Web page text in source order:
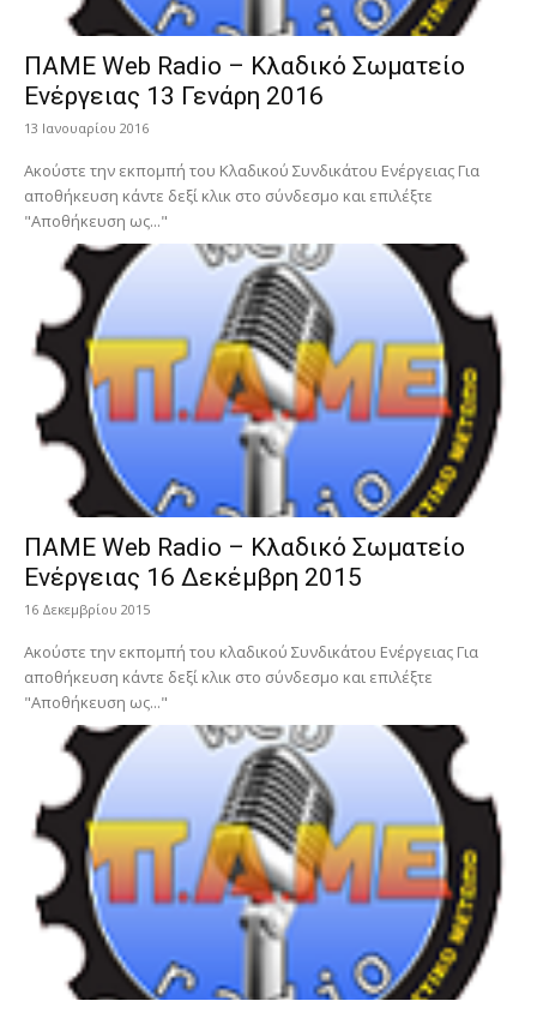
ΠΑΜΕ Web Radio – Κλαδικό Σωματείο
Ενέργειας 13 Γενάρη 2016
13 Ιανουαρίου 2016
Ακούστε την εκπομπή του Κλαδικού Συνδικάτου Ενέργειας Για
αποθήκευση κάντε δεξί κλικ στο σύνδεσμο και επιλέξτε
"Αποθήκευση ως..."
ΠΑΜΕ Web Radio – Κλαδικό Σωματείο
Ενέργειας 16 Δεκέμβρη 2015
16 Δεκεμβρίου 2015
Ακούστε την εκπομπή του κλαδικού Συνδικάτου Ενέργειας Για
αποθήκευση κάντε δεξί κλικ στο σύνδεσμο και επιλέξτε
"Αποθήκευση ως..."